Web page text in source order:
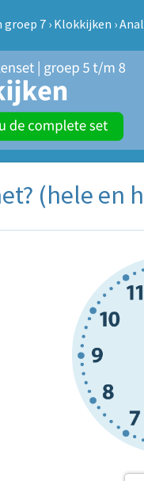
groep 7› Klokkijken ›
(hele en